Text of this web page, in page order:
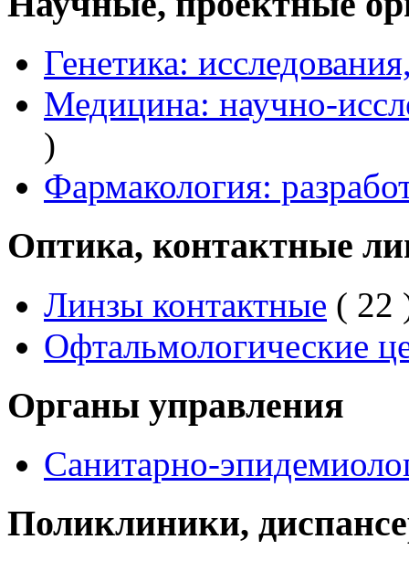
Генетика:
Медицина: научно-
)
Фармакология:
Оптика, контактные
Линзы контактные ( 22
Офтальмологические
Органы управления
Санитарно-
Поликлиники,